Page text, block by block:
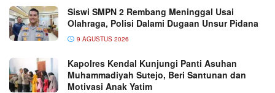
Siswi SMPN 2 Rembang Meninggal Usai
Olahraga, Polisi Dalami Dugaan Unsur Pidana
9 AGUSTUS 2026
Kapolres Kendal Kunjungi Panti Asuhan
Muhammadiyah Sutejo, Beri Santunan dan
Motivasi Anak Yatim